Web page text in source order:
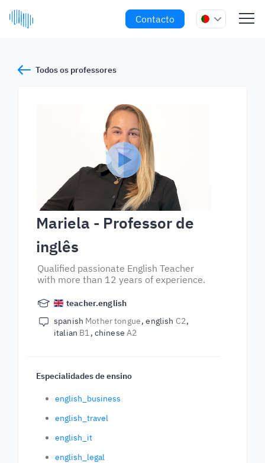
Contacto
Todos os professores
Mariela - Professor de
inglês
Qualified passionate English Teacher
with more than 12 years of experience.
teacher.english
spanish Mother tongue english C2
italian B1 chinese A2
Especialidades de ensino
english_business
english_travel
english_it
english_legal